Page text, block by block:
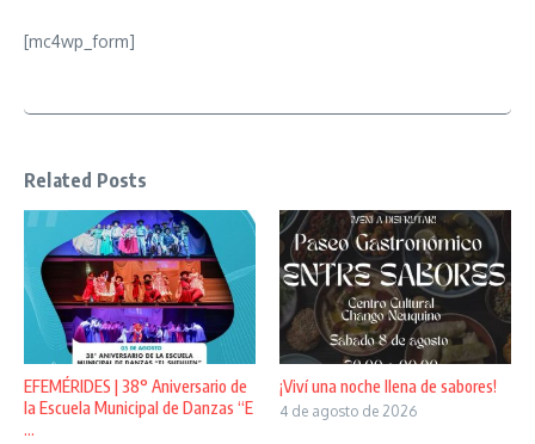
[mc4wp_form]
Related Posts
EFEMÉRIDES | 38° Aniversario de
la Escuela Municipal de Danzas “E
...
¡Viví una noche llena de sabores!
4 de agosto de 2026